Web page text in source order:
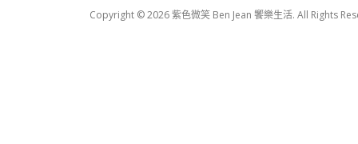
Copyright © 2026 紫色微笑 Ben Jean 饗樂生活. All Rights